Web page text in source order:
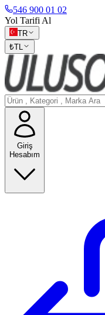
546 900 01 02
Yol Tarifi Al
TR
₺TL
Giriş
Hesabım